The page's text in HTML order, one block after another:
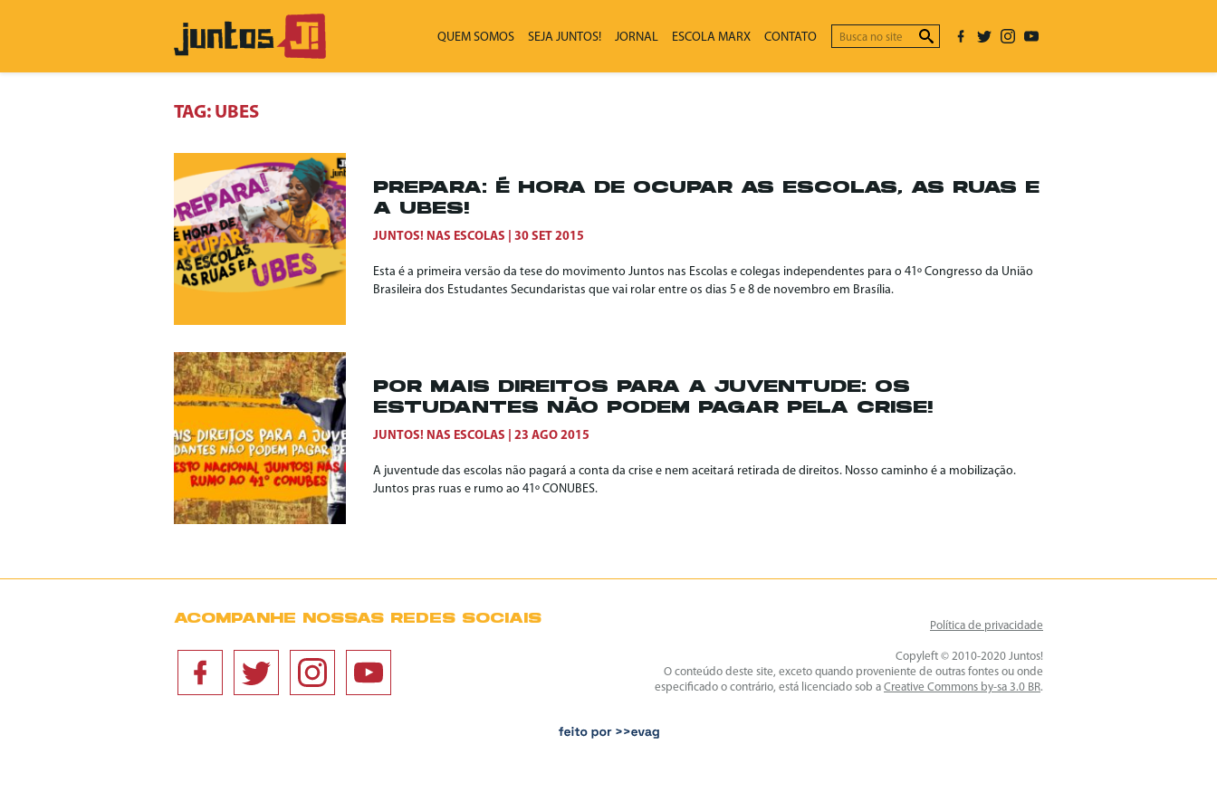
QUEM SOMOS SEJA JUNTOS! JORNAL ESCOLA MARX CONTATO
TAG: UBES
PREPARA: É HORA DE OCUPAR AS ESCOLAS, AS RUAS E
A UBES!
JUNTOS! NAS ESCOLAS 30 SET 2015
Esta é a primeira versão da tese do movimento Juntos nas Escolas e colegas independentes para o 41º Congresso da União
Brasileira dos Estudantes Secundaristas que vai rolar entre os dias 5 e 8 de novembro em Brasília.
POR MAIS DIREITOS PARA A JUVENTUDE: OS
ESTUDANTES NÃO PODEM PAGAR PELA CRISE!
JUNTOS! NAS ESCOLAS 23 AGO 2015
A juventude das escolas não pagará a conta da crise e nem aceitará retirada de direitos. Nosso caminho é a mobilização.
Juntos pras ruas e rumo ao 41º CONUBES.
ACOMPANHE NOSSAS REDES SOCIAIS Política de privacidade
Copyleft © 2010-2020 Juntos!
O conteúdo deste site, exceto quando proveniente de outras fontes ou onde
especificado o contrário, está licenciado sob a Creative Commons by-sa 3.0 BR.